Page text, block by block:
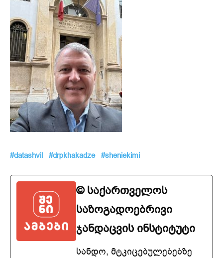
#datashvil #drpkhakadze #sheniekimi
© საქართველოს
საზოგადოებრივი
ჯანდაცვის ინსტიტუტი
სანდო, მტკიცებულებებზე